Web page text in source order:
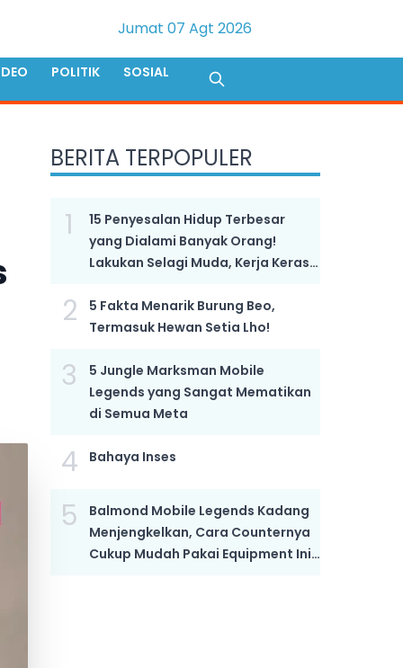
Jumat 07 Agt 2026
POLITIK SOSIAL
BERITA TERPOPULER
1
15 Penyesalan Hidup Terbesar
yang Dialami Banyak Orang!
Lakukan Selagi Muda, Kerja Keras
2
5 Fakta Menarik Burung Beo,
Termasuk Hewan Setia Lho!
3
5 Jungle Marksman Mobile
Legends yang Sangat Mematikan
di Semua Meta
4 Bahaya Inses
5
Balmond Mobile Legends Kadang
Menjengkelkan, Cara Counternya
Cukup Mudah Pakai Equipment Ini,